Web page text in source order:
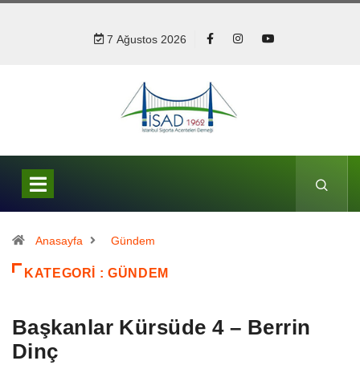
7 Ağustos 2026
Anasayfa Gündem
KATEGORI : GÜNDEM
Başkanlar Kürsüde 4 – Berrin
Dinç